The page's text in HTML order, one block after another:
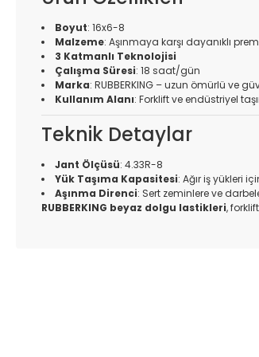
Boyut: 16x6-8
Malzeme: Aşınmaya karşı dayanıklı
3 Katmanlı Teknolojisi
Çalışma Süresi: 18 saat/gün
Marka: RUBBERKING – uzun ömürlü ve
Kullanım Alanı: Forklift ve endüstriyel
Teknik Detaylar
Jant Ölçüsü: 4.33R-8
Yük Taşıma Kapasitesi: Ağır iş yükleri
Aşınma Direnci: Sert zeminlere ve
RUBBERKING beyaz dolgu lastikleri,